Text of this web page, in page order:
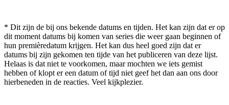
* Dit zijn de bij ons bekende datums en tijden. Het kan zijn dat er op
dit moment datums bij komen van series die weer gaan beginnen of
hun premièredatum krijgen. Het kan dus heel goed zijn dat er
datums bij zijn gekomen ten tijde van het publiceren van deze lijst.
Helaas is dat niet te voorkomen, maar mochten we iets gemist
hebben of klopt er een datum of tijd niet geef het dan aan ons door
hierbeneden in de reacties. Veel kijkplezier.